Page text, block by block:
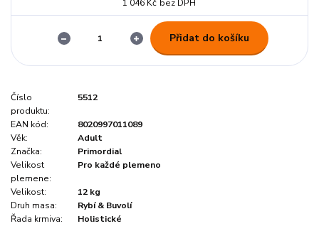
1 046 Kč bez DPH
Přidat do košíku
Číslo
produktu:
5512
EAN kód:
8020997011089
Věk:
Adult
Značka:
Primordial
Velikost
plemene:
Pro každé plemeno
Velikost:
12 kg
Druh masa:
Rybí & Buvolí
Řada krmiva:
Holistické